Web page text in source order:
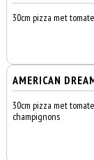
30cm pizza met
AMERICAN
30cm pizza met
champignons